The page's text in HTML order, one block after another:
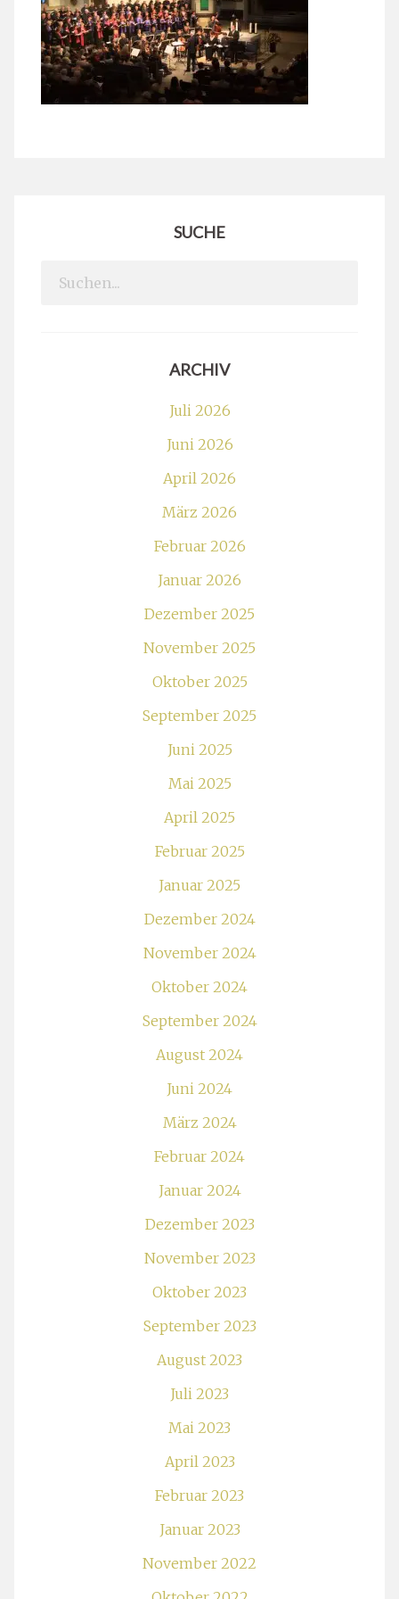
SUCHE
Search
ARCHIV
Juli 2026
Juni 2026
April 2026
März 2026
Februar 2026
Januar 2026
Dezember 2025
November 2025
Oktober 2025
September 2025
Juni 2025
Mai 2025
April 2025
Februar 2025
Januar 2025
Dezember 2024
November 2024
Oktober 2024
September 2024
August 2024
Juni 2024
März 2024
Februar 2024
Januar 2024
Dezember 2023
November 2023
Oktober 2023
September 2023
August 2023
Juli 2023
Mai 2023
April 2023
Februar 2023
Januar 2023
November 2022